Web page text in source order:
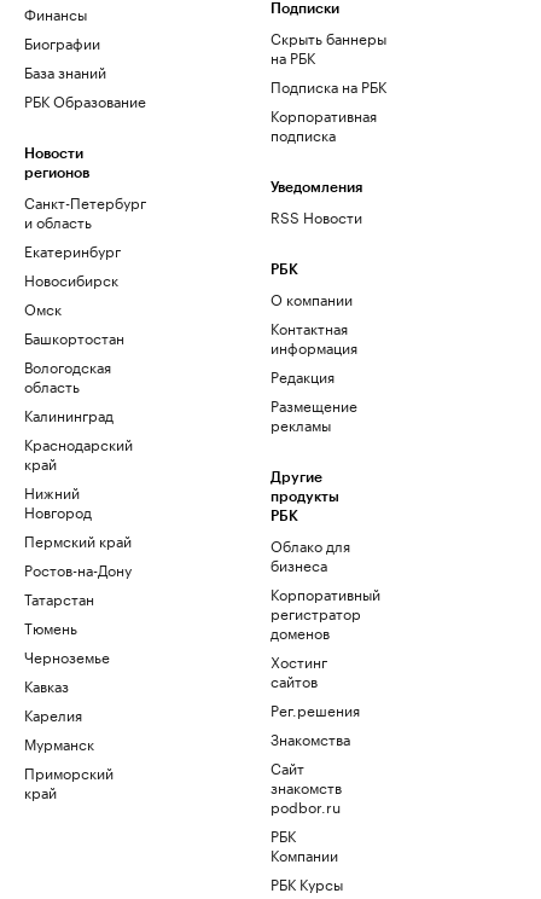
Финансы
Биографии
База знаний
РБК Образование
Новости
регионов
Санкт-Петербург
и область
Екатеринбург
Новосибирск
Омск
Башкортостан
Вологодская
область
Калининград
Краснодарский
край
Нижний
Новгород
Пермский край
Ростов-на-Дону
Татарстан
Тюмень
Черноземье
Кавказ
Карелия
Мурманск
Приморский
край
Подписки
Скрыть баннеры
на РБК
Подписка на РБК
Корпоративная
подписка
Уведомления
RSS Новости
РБК
О компании
Контактная
информация
Редакция
Размещение
рекламы
Другие
продукты
РБК
Облако для
бизнеса
Корпоративный
регистратор
доменов
Хостинг
сайтов
Рег.решения
Знакомства
Сайт
знакомств
podbor.ru
РБК
Компании
РБК Курсы